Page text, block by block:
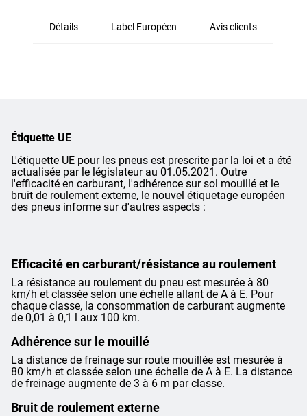
Détails Label Européen Avis clients
Étiquette UE
L'étiquette UE pour les pneus est prescrite par la loi et a été
actualisée par le législateur au 01.05.2021. Outre
l'efficacité en carburant, l'adhérence sur sol mouillé et le
bruit de roulement externe, le nouvel étiquetage européen
des pneus informe sur d'autres aspects :
Efficacité en carburant/résistance au roulement
La résistance au roulement du pneu est mesurée à 80
km/h et classée selon une échelle allant de A à E. Pour
chaque classe, la consommation de carburant augmente
de 0,01 à 0,1 l aux 100 km.
Adhérence sur le mouillé
La distance de freinage sur route mouillée est mesurée à
80 km/h et classée selon une échelle de A à E. La distance
de freinage augmente de 3 à 6 m par classe.
Bruit de roulement externe